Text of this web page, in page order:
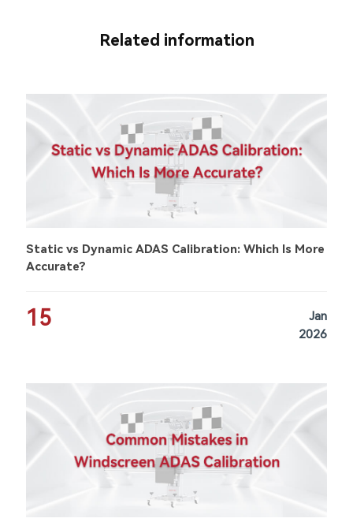
Related information
Static vs Dynamic ADAS Calibration: Which Is More
Accurate?
15
Jan
2026